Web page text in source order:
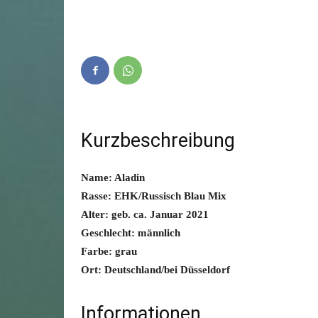
Kurzbeschreibung
Name: Aladin
Rasse: EHK/Russisch Blau Mix
Alter: geb. ca. Januar 2021
Geschlecht: männlich
Farbe: grau
Ort: Deutschland/bei Düsseldorf